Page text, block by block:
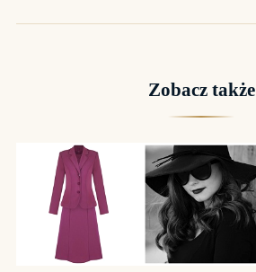
Zobacz także